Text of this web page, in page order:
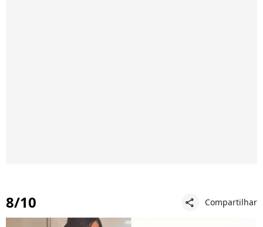
8/10 share Compartilhar